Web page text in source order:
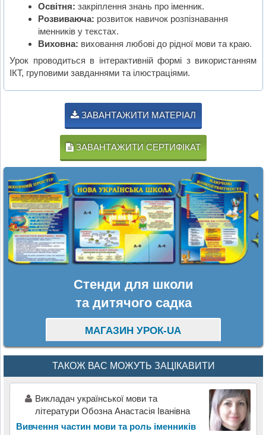
Освітня: закріплення знань про іменник.
Розвиваюча: розвиток навичок розпізнавання
іменників у текстах.
Виховна: виховання любові до рідної мови та краю.
Урок проводиться в інтерактивній формі з використанням
ІКТ, груповими завданнями та ілюстраціями.
ЗАВАНТАЖИТИ МАТЕРІАЛ
ЗАВАНТАЖИТИ СЕРТИФІКАТ
Стенди для школи
та дитячого садка
МАГАЗИН УРОК-UA
ТАКОЖ ВАС МОЖУТЬ ЗАЦІКАВИТИ
Викладач української мови та
літератури Обозна Анастасія Іванівна
Вивчення частин мови та роль іменників